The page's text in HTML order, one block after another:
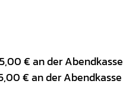
€ an der Abendkasse
€ an der Abendkasse